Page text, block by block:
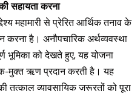
सहायता करना
महामारी से प्रेरित आर्थिक तनाव के
करना है। अनौपचारिक अर्थव्यवस्था
भूमिका को देखते हुए, यह योजना
मुक्त ऋण प्रदान करती है। यह
तत्काल व्यावसायिक जरूरतों को पूरा